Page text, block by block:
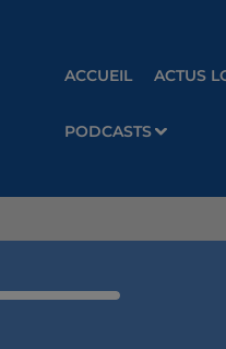
ACCUEIL ACTUS
PODCASTS